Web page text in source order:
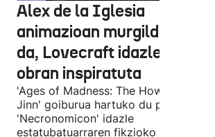
Alex de la Iglesia
animazioan murgilduko
da, Lovecraft idazlearen
obran inspiratuta
'Ages of Madness: The Howling of
Jinn' goiburua hartuko du pelikulak,
'Necronomicon' idazle
estatubatuarraren fikzioko liburuan